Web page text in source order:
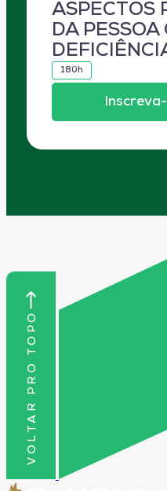
ASPECTOS
DA PESSOA
180h
VOLTAR PRO TOPO